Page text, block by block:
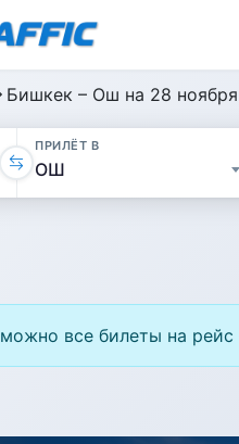
Бишкек – Ош на 28 ноября
ПРИЛЁТ В
все билеты на